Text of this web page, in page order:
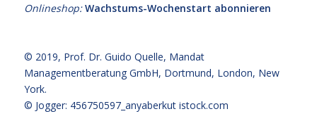
Onlineshop:Wachstums-Wochenstart abonnieren
© 2019, Prof. Dr. Guido Quelle, Mandat
Managementberatung GmbH, Dortmund, London, New
York.
© Jogger: 456750597_anyaberkut istock.com